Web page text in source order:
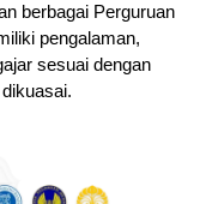
berbagai Perguruan
pengalaman,
sesuai dengan